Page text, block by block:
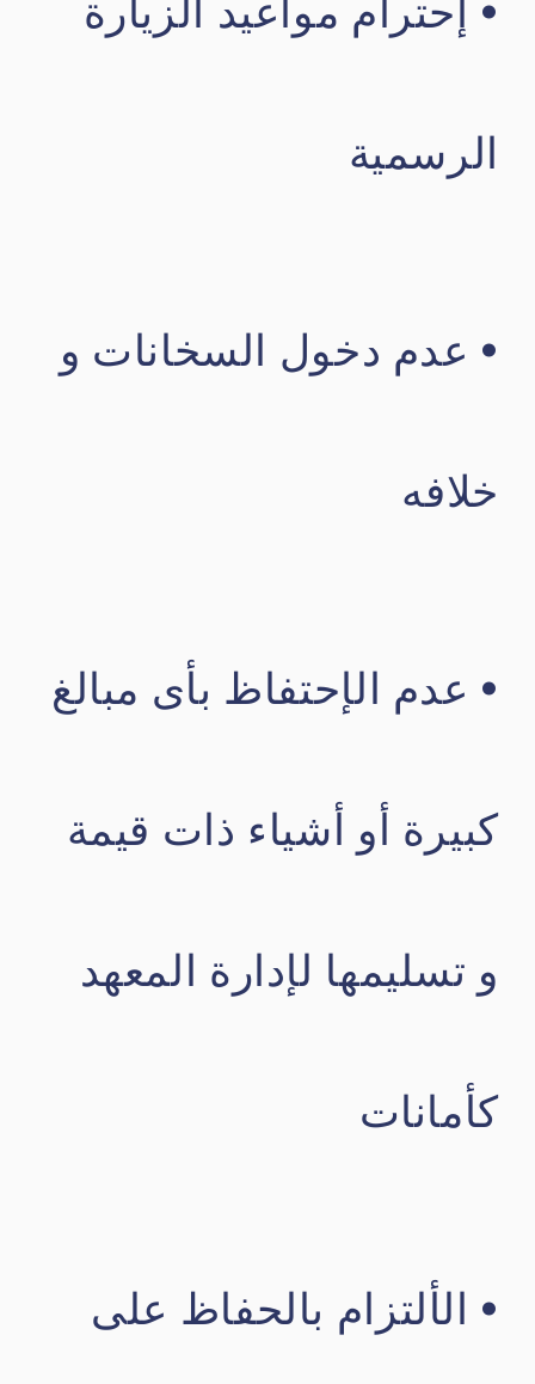
• إحترام مواعيد الزيارة
الرسمية
• عدم دخول السخانات و
خلافه
• عدم الإحتفاظ بأى مبالغ
كبيرة أو أشياء ذات قيمة
و تسليمها لإدارة المعهد
كأمانات
• الألتزام بالحفاظ على